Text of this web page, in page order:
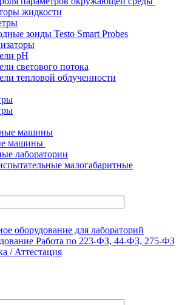
жидкости
зонды Testo Smart Probes
pH
светового потока
тепловой облученности
машины
лаборатории
малогабаритные
оборудование для лабораторий
Работа по 223-ФЗ, 44-ФЗ, 275-ФЗ
/ Аттестация